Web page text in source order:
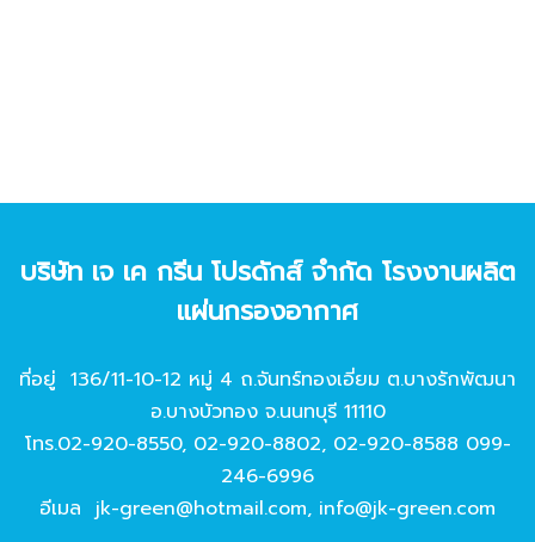
บริษัท เจ เค กรีน โปรดักส์ จํากัด โรงงานผลิต
แผ่นกรองอากาศ
ที่อยู่ 136/11-10-12 หมู่ 4 ถ.จันทร์ทองเอี่ยม ต.บางรักพัฒนา
อ.บางบัวทอง จ.นนทบุรี 11110
โทร.02-920-8550, 02-920-8802, 02-920-8588 099-
246-6996
อีเมล jk-green@hotmail.com, info@jk-green.com